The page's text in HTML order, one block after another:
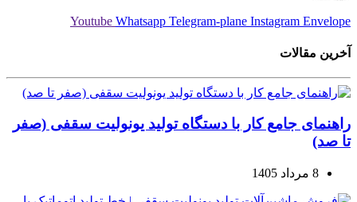
Youtube Whatsapp Telegram-plane Instagram Envelope
آخرین مقالات
راهنمای جامع کار با دستگاه تولید یونولیت سقفی (صفر
تا صد)
8 مرداد 1405